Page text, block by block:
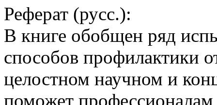
Реферат (русс.):
В книге обобщен ряд
способов профилактики
целостном научном и
поможет профессионалам